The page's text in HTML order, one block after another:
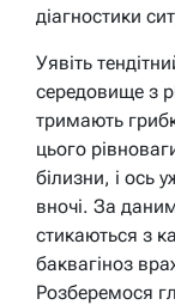
діагностики
Уявіть
середовище з
тримають
цього
білизни, і ось
вночі. За
стикаються з
баквагіноз
Розберемося